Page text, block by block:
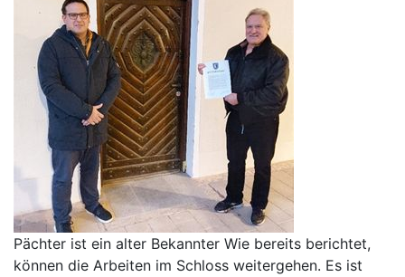
Pächter ist ein alter Bekannter Wie bereits berichtet,
können die Arbeiten im Schloss weitergehen. Es ist